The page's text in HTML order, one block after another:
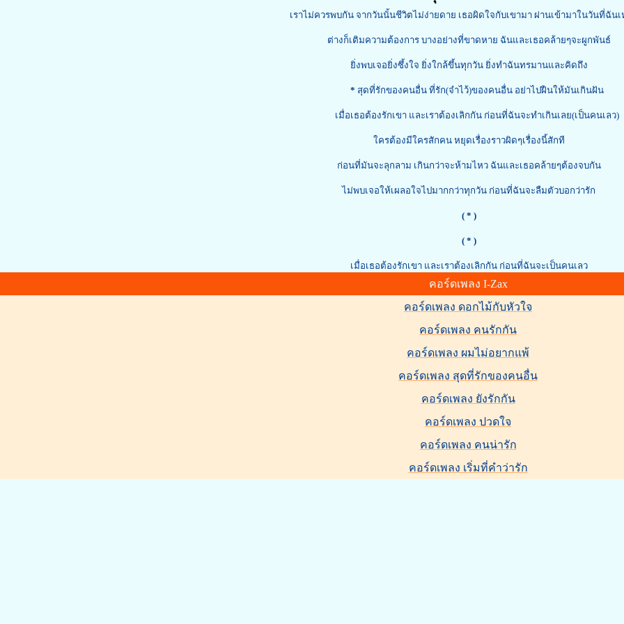
เราไม่ควรพบกัน จากวันนั้นชีวิตไม่ง่ายดาย เธอผิดใจกับเขามา ผ่านเข้ามาในวันที่ฉันเ
ต่างก็เติมความต้องการ บางอย่างที่ขาดหาย ฉันและเธอคล้ายๆจะผูกพันธ์
ยิ่งพบเจอยิ่งซึ้งใจ ยิ่งใกล้ขึ้นทุกวัน ยิ่งทำฉันทรมานและคิดถึง
* สุดที่รักของคนอื่น ที่รัก(จำไว้)ของคนอื่น อย่าไปฝืนให้มันเกินฝัน
เมื่อเธอต้องรักเขา และเราต้องเลิกกัน ก่อนที่ฉันจะทำเกินเลย(เป็นคนเลว)
ใครต้องมีใครสักคน หยุดเรื่องราวผิดๆเรื่องนี้สักที
ก่อนที่มันจะลุกลาม เกินกว่าจะห้ามไหว ฉันและเธอคล้ายๆต้องจบกัน
ไม่พบเจอให้เผลอใจไปมากกว่าทุกวัน ก่อนที่ฉันจะลืมตัวบอกว่ารัก
( * )
( * )
เมื่อเธอต้องรักเขา และเราต้องเลิกกัน ก่อนที่ฉันจะเป็นคนเลว
คอร์ดเพลง I-Zax
คอร์ดเพลง ดอกไม้กับหัวใจ
คอร์ดเพลง คนรักกัน
คอร์ดเพลง ผมไม่อยากแพ้
คอร์ดเพลง สุดที่รักของคนอื่น
คอร์ดเพลง ยังรักกัน
คอร์ดเพลง ปวดใจ
คอร์ดเพลง คนน่ารัก
คอร์ดเพลง เริ่มที่คำว่ารัก